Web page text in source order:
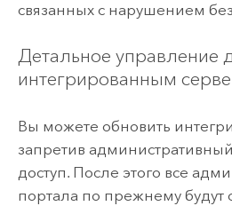
связанных с нарушением
Детальное управление
интегрированным
Вы можете обновить
запретив
доступ. После этого все
портала по прежнему будут